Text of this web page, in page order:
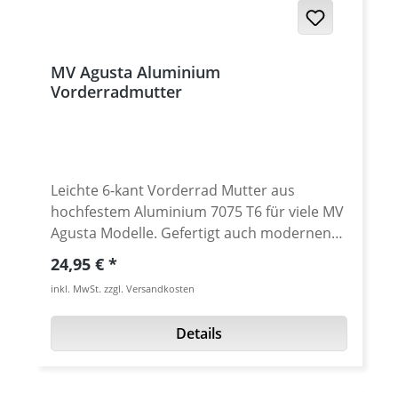
Brutale 675 / 800 - Turismo Veloce 800 -
Stradale 800 - Rivale 800 - Dragster 800
MV Agusta Aluminium
Vorderradmutter
Leichte 6-kant Vorderrad Mutter aus
hochfestem Aluminium 7075 T6 für viele MV
Agusta Modelle. Gefertigt auch modernen
CNC Maschinen - Made in Germany by
Performanceparts. In verschíedenen
Eloxalfarben lieferbar. · Material : 7075-T6 ·
Gewicht : 28 Gramm · Lieferbar in in
schwarz, gold, rot, silber, titan oder blau
Regulärer Preis:
24,95 €
inkl. MwSt. zzgl. Versandkosten
Details